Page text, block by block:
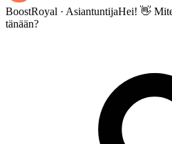
BoostRoyal · AsiantuntijaHei! 👋
tänään?